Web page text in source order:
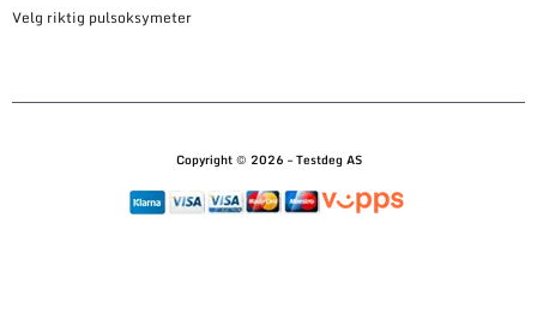
Velg riktig pulsoksymeter
Copyright © 2026 – Testdeg AS